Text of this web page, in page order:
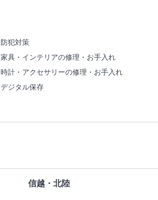
防犯対策
家具・インテリアの修理・お手入れ
時計・アクセサリーの修理・お手入れ
デジタル保存
信越・北陸